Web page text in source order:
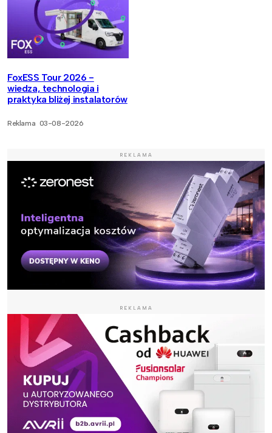
FoxESS Tour 2026 -
wiedza, technologia i
praktyka bliżej instalatorów
Reklama 03-08-2026
REKLAMA
REKLAMA